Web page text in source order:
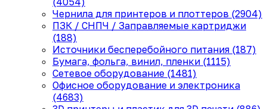
Чернила для принтеров и плоттеров (2904)
ПЗК / СНПЧ / Заправляемые картриджи
(188)
Источники бесперебойного питания (187)
Бумага, фольга, винил, пленки (1115)
Сетевое оборудование (1481)
Офисное оборудование и электроника
(4683)